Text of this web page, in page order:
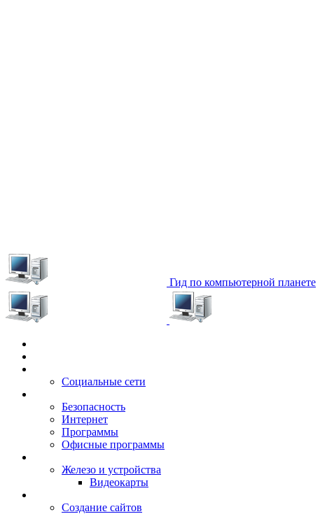
Гид по компьютерной планете
Социальные сети
Безопасность
Интернет
Программы
Офисные программы
Железо и устройства
Видеокарты
Создание сайтов